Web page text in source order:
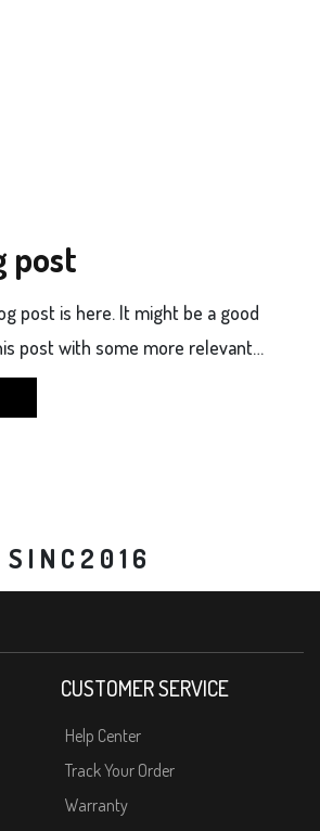
post
post is here. It might be a good
post with some more relevant
S I N C 2 0 1 6
CUSTOMER SERVICE
Help Center
Track Your Order
Warranty